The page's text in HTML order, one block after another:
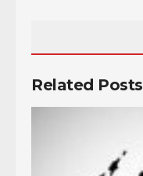
Related Posts